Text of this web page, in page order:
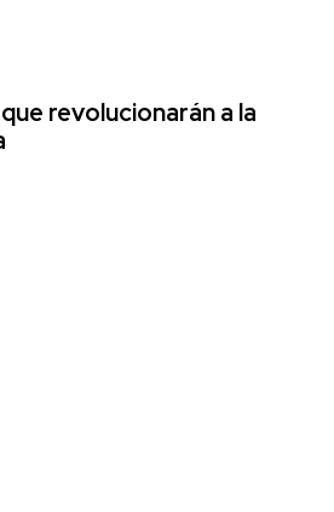
revolucionarán a la